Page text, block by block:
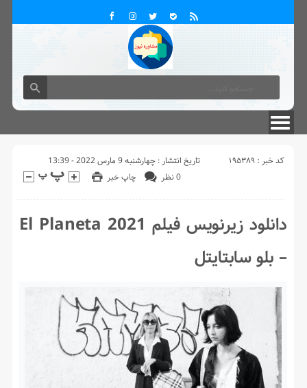
کد خبر : 195389
تاریخ انتشار : چهارشنبه 9 مارس 2022 - 13:39
چاپ خبر
0 نظر
دانلود زیرنویس فیلم El Planeta 2021
– بلو سابتايتل